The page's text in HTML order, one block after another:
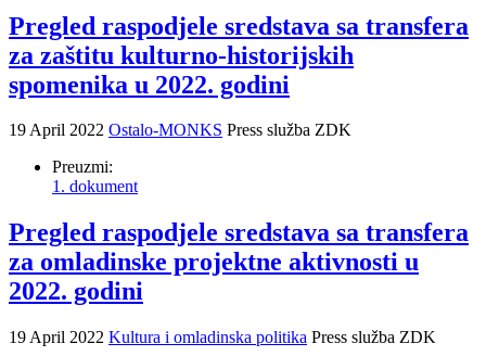
Pregled raspodjele sredstava sa transfera
za zaštitu kulturno-historijskih
spomenika u 2022. godini
19 April 2022 Ostalo-MONKS Press služba ZDK
Preuzmi:
1. dokument
Pregled raspodjele sredstava sa transfera
za omladinske projektne aktivnosti u
2022. godini
19 April 2022 Kultura i omladinska politika Press služba ZDK